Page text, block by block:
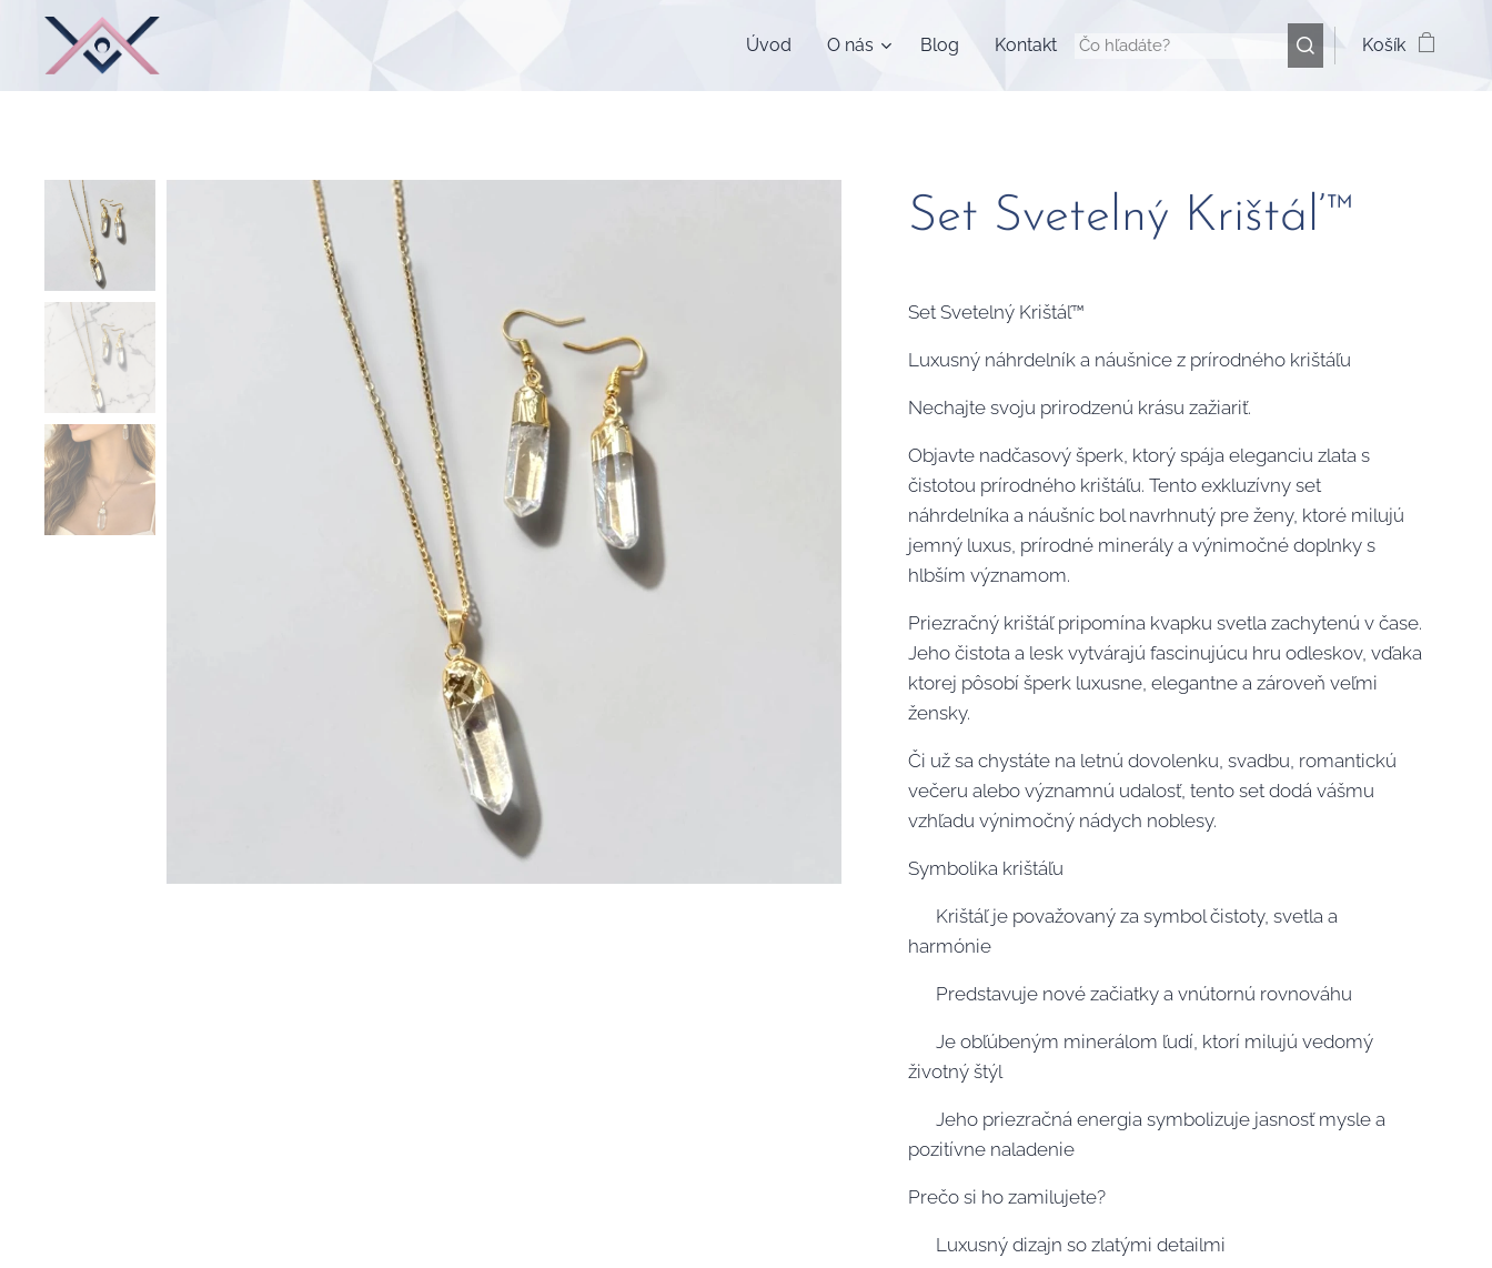
Úvod O nás Blog Kontakt Košík
Set Svetelný Krištáľ™
Set Svetelný Krištáľ™
Luxusný náhrdelník a náušnice z prírodného krištáľu
Nechajte svoju prirodzenú krásu zažiariť.
Objavte nadčasový šperk, ktorý spája eleganciu zlata s
čistotou prírodného krištáľu. Tento exkluzívny set
náhrdelníka a náušníc bol navrhnutý pre ženy, ktoré milujú
jemný luxus, prírodné minerály a výnimočné doplnky s
hlbším významom.
Priezračný krištáľ pripomína kvapku svetla zachytenú v čase.
Jeho čistota a lesk vytvárajú fascinujúcu hru odleskov, vďaka
ktorej pôsobí šperk luxusne, elegantne a zároveň veľmi
žensky.
Či už sa chystáte na letnú dovolenku, svadbu, romantickú
večeru alebo významnú udalosť, tento set dodá vášmu
vzhľadu výnimočný nádych noblesy.
Symbolika krištáľu
🤍 Krištáľ je považovaný za symbol čistoty, svetla a
harmónie
🤍 Predstavuje nové začiatky a vnútornú rovnováhu
🤍 Je obľúbeným minerálom ľudí, ktorí milujú vedomý
životný štýl
🤍 Jeho priezračná energia symbolizuje jasnosť mysle a
pozitívne naladenie
Prečo si ho zamilujete?
✨ Luxusný dizajn so zlatými detailmi